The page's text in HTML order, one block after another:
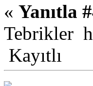
« Yanıtla
Tebrikler
Kayıtlı